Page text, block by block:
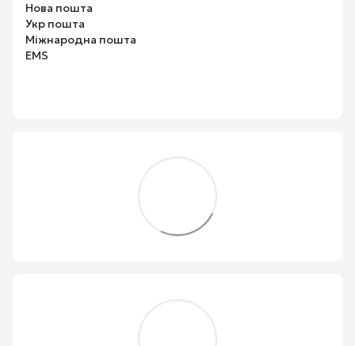
Нова пошта
Укр пошта
Міжнародна пошта
EMS